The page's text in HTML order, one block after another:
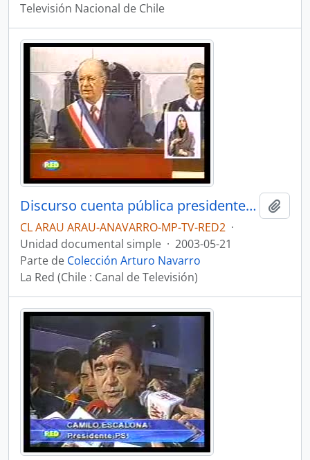
Televisión Nacional de Chile
Discurso cuenta pública presidente Ricardo Lagos. Noticiario Telediario
CL ARAU ARAU-ANAVARRO-MP-TV-RED2 ·
Unidad documental simple · 2003-05-21
Parte de Colección Arturo Navarro
La Red (Chile : Canal de Televisión)